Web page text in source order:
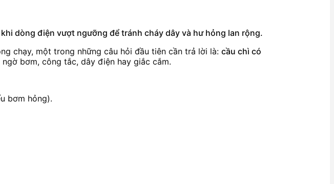
dòng điện vượt ngưỡng để tránh cháy dây và hư hỏng lan rộng.
chạy, một trong những câu hỏi đầu tiên cần trả lời là: cầu chì có
bơm, công tắc, dây điện hay giắc cắm.
bơm hỏng).